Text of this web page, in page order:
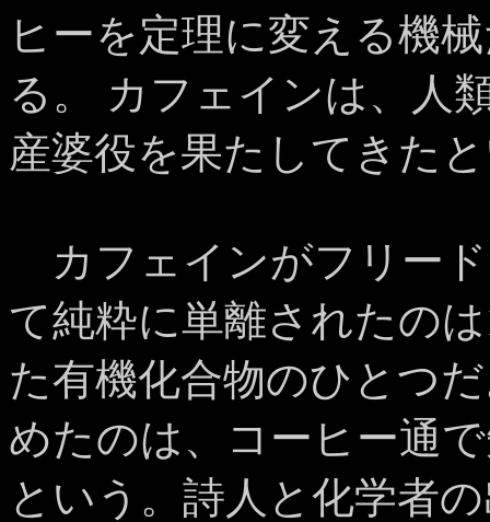
ヒーを定理に変える機
る。 カフェインは、人
産婆役を果たしてきた
カフェインがフリー
て純粋に単離されたの
た有機化合物のひとつ
めたのは、コーヒー通
という。詩人と化学者